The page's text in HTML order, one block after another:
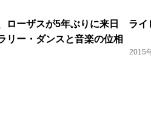
ローザスが5年ぶりに来日 ライ
リー・ダンスと音楽の位相
2015